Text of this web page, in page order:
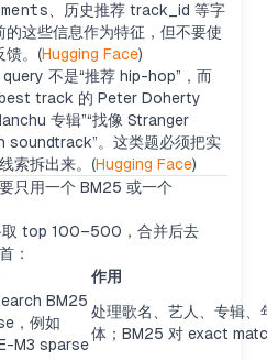
、历史推荐 track_id 等字
这些信息作为特征，但不要使
馈。(Hugging Face)
不是“推荐 hip-hop”，而
track 的 Peter Doherty
专辑”“找像 Stranger
。这类题必须把实
索拆出来。(Hugging Face)
只用一个 BM25 或一个
取 top 100–500，合并后去
：
作用
BM25
，例如
M3 sparse
处理歌名、艺人、专辑、
体；BM25 对 exact